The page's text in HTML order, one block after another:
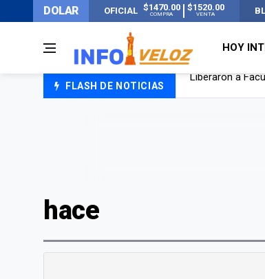
DOLAR OFICIAL $1470.00
COMPRA
$1520.00
VENTA
HOY
FLASH DE NOTICIAS
Tensión
hace